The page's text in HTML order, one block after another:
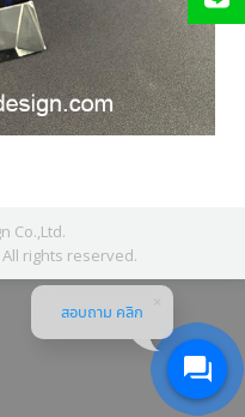
Co.,Ltd.
rights reserved.
สอบถาม คลิก